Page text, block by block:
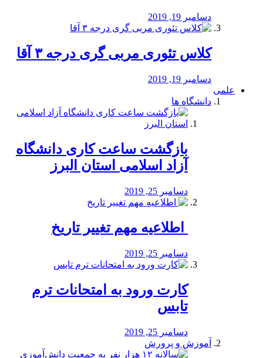
دسامبر 19, 2019
کلاس تئوری مربی گری درجه ۳ آقا
دسامبر 19, 2019
علمی
دانشگاه ها
بازگشت ساعت کاری دانشگاه
آزاد اسلامی استان البرز
دسامبر 25, 2019
️ اطلاعیه مهم تغییر تاریخ
دسامبر 25, 2019
کارت ورود به امتحانات ترم
تابس
دسامبر 25, 2019
آموزش و پرورش